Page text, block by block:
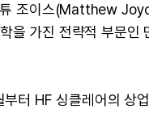
조이스(Matthew
을 가진 전략적 부문인
터 HF 싱클레어의 상